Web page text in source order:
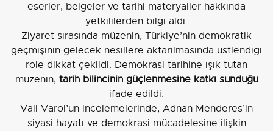
eserler, belgeler ve tarihi materyaller hakkında
yetkililerden bilgi aldı.
Ziyaret sırasında müzenin, Türkiye’nin demokratik
geçmişinin gelecek nesillere aktarılmasında üstlendiği
role dikkat çekildi. Demokrasi tarihine ışık tutan
müzenin, tarih bilincinin güçlenmesine katkı sunduğu
ifade edildi.
Vali Varol’un incelemelerinde, Adnan Menderes’in
siyasi hayatı ve demokrasi mücadelesine ilişkin